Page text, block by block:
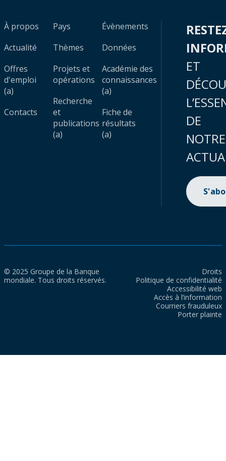
À propos
Actualité
Offres
d'emploi
(a)
Contacts
Pays
Thèmes
Projets et
opérations
Recherche
et
publications
(a)
Évènements
Données
Académie des
connaissances
(a)
Fiche de
résultats
(a)
ET
DE
NOTRE
© 2025 Groupe de la Banque
mondiale. Tous droits réservés.
Droits
Politique de confidentialité
Accessibilité web
Accès à l’information
Courriers frauduleux
Porter plainte